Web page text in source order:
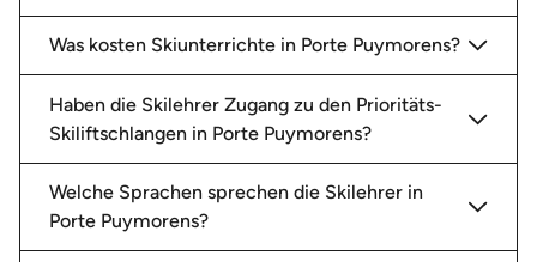
Was kosten Skiunterrichte in Porte Puymorens?
Haben die Skilehrer Zugang zu den Prioritäts-
Skiliftschlangen in Porte Puymorens?
Welche Sprachen sprechen die Skilehrer in
Porte Puymorens?